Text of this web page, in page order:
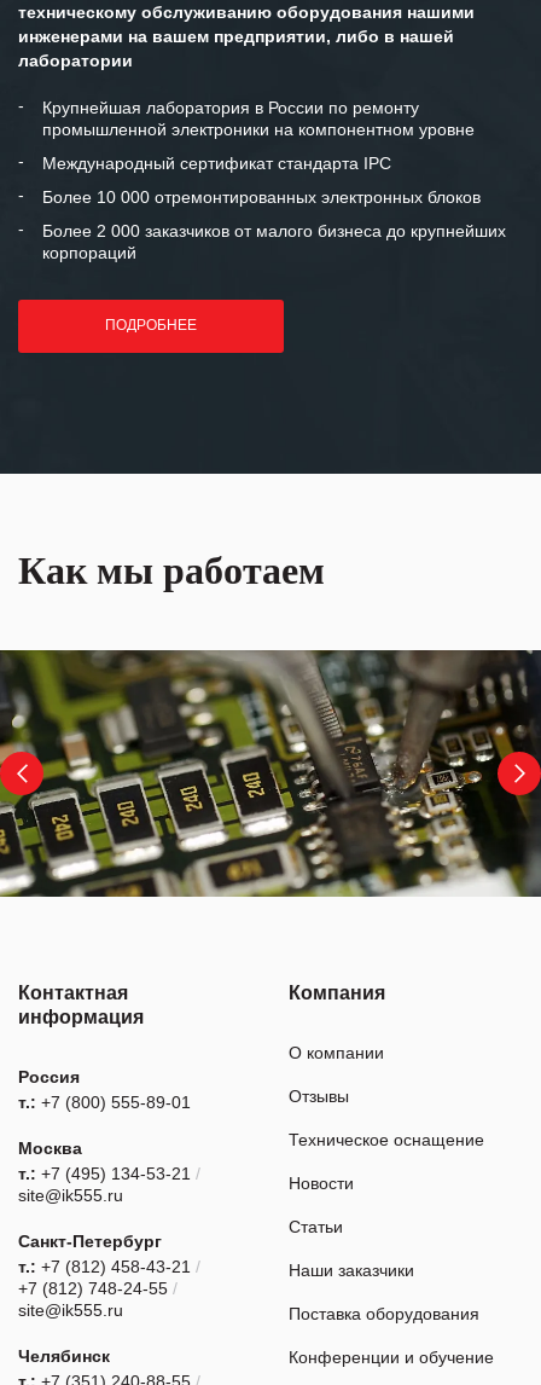
Мы высоко ценим сложившиеся
и доверительные партнерские
отношения и искренне желаем
«Инженерной компании «555» долгих
лет успеха и процветания.
техническому обслуживанию оборудования нашими
инженерами на вашем предприятии, либо в нашей
лаборатории
Крупнейшая лаборатория в России по ремонту
промышленной электроники на компонентном уровне
Международный сертификат стандарта IPC
Более 10 000 отремонтированных электронных блоков
Более 2 000 заказчиков от малого бизнеса до крупнейших
корпораций
ПОДРОБНЕЕ
Как мы работаем
Контактная
информация
Россия
т.: +7 (800) 555-89-01
Москва
т.: +7 (495) 134-53-21 /
site@ik555.ru
Санкт-Петербург
т.: +7 (812) 458-43-21 /
+7 (812) 748-24-55 /
site@ik555.ru
Челябинск
Компания
О компании
Отзывы
Техническое оснащение
Новости
Статьи
Наши заказчики
Поставка оборудования
Конференции и обучение